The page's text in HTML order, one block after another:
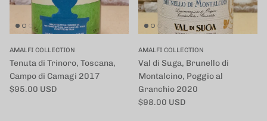
AMALFI COLLECTION
Tenuta di Trinoro, Toscana,
Campo di Camagi 2017
定価
$95.00 USD
AMALFI COLLECTION
Val di Suga, Brunello di
Montalcino, Poggio al
Granchio 2020
定価
$98.00 USD